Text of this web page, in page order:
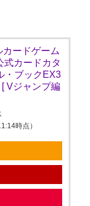
ードゲーム
式カードカタ
・ブックEX3
[ Vジャンプ編
時点）